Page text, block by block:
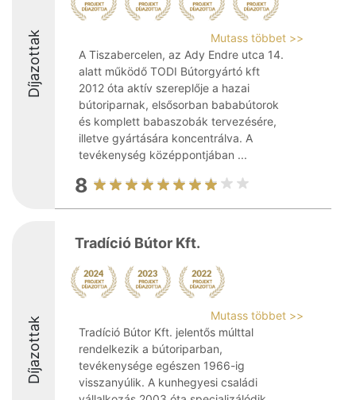
Díjazottak
Mutass többet >>
A Tiszabercelen, az Ady Endre utca 14.
alatt működő TODI Bútorgyártó kft
2012 óta aktív szereplője a hazai
bútoriparnak, elsősorban bababútorok
és komplett babaszobák tervezésére,
illetve gyártására koncentrálva. A
tevékenység középpontjában ...
8
Díjazottak
Tradíció Bútor Kft.
Mutass többet >>
Tradíció Bútor Kft. jelentős múlttal
rendelkezik a bútoriparban,
tevékenysége egészen 1966-ig
visszanyúlik. A kunhegyesi családi